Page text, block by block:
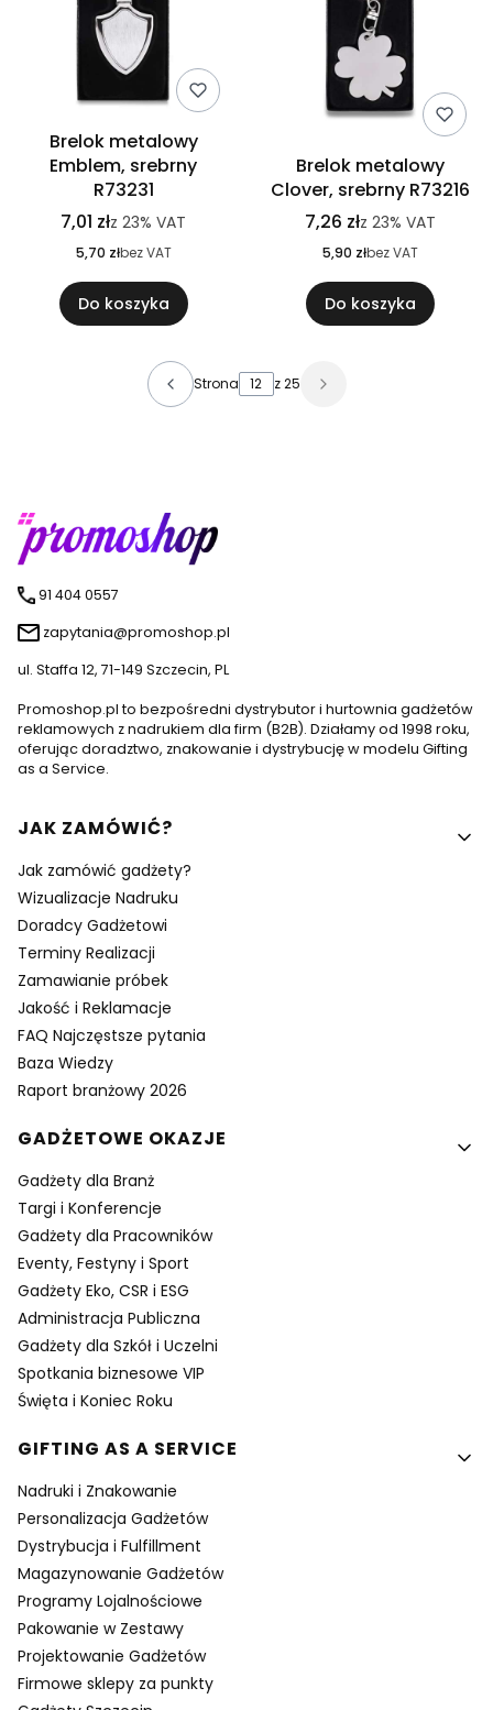
Brelok metalowy
Emblem, srebrny
R73231
7,01 złz 23% VAT
5,70 złbez VAT
Do koszyka
Brelok metalowy
Clover, srebrny R73216
7,26 złz 23% VAT
5,90 złbez VAT
Do koszyka
Strona z 25
91 404 0557
zapytania@promoshop.pl
ul. Staffa 12, 71-149 Szczecin, PL
Promoshop.pl to bezpośredni dystrybutor i hurtownia gadżetów
reklamowych z nadrukiem dla firm (B2B). Działamy od 1998 roku,
oferując doradztwo, znakowanie i dystrybucję w modelu Gifting
as a Service.
Linki w stopce
JAK ZAMÓWIĆ?
Jak zamówić gadżety?
Wizualizacje Nadruku
Doradcy Gadżetowi
Terminy Realizacji
Zamawianie próbek
Jakość i Reklamacje
FAQ Najczęstsze pytania
Baza Wiedzy
Raport branżowy 2026
GADŻETOWE OKAZJE
Gadżety dla Branż
Targi i Konferencje
Gadżety dla Pracowników
Eventy, Festyny i Sport
Gadżety Eko, CSR i ESG
Administracja Publiczna
Gadżety dla Szkół i Uczelni
Spotkania biznesowe VIP
Święta i Koniec Roku
GIFTING AS A SERVICE
Nadruki i Znakowanie
Personalizacja Gadżetów
Dystrybucja i Fulfillment
Magazynowanie Gadżetów
Programy Lojalnościowe
Pakowanie w Zestawy
Projektowanie Gadżetów
Firmowe sklepy za punkty